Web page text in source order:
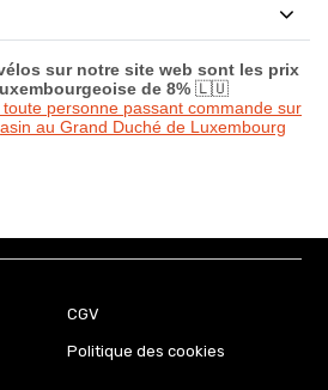
sur notre site web sont les prix
de 8% 🇱🇺
personne passant commande sur
au Grand Duché de Luxembourg
CGV
Politique des cookies